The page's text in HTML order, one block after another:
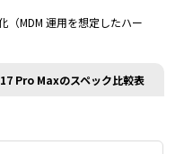
（MDM 運用を想定したハー
Pro Maxのスペック比較表